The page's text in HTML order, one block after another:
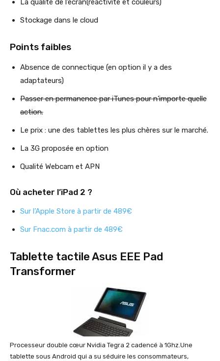
La qualité de l’écran(réactivité et couleurs)
Stockage dans le cloud
Points faibles
Absence de connectique (en option il y a des
adaptateurs)
Passer en permanence par iTunes pour n’importe quelle
action.
Le prix : une des tablettes les plus chères sur le marché.
La 3G proposée en option
Qualité Webcam et APN
Où acheter l’iPad 2 ?
Sur l’Apple Store à partir de 489€
Sur Fnac.com à partir de 489€
Tablette tactile Asus EEE Pad
Transformer
Processeur double cœur Nvidia Tegra 2 cadencé à 1Ghz.Une
tablette sous Android qui a su séduire les consommateurs,